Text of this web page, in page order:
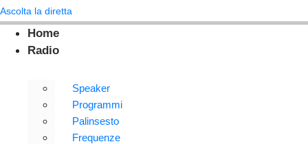
Ascolta la diretta
Home
Radio
Speaker
Programmi
Palinsesto
Frequenze